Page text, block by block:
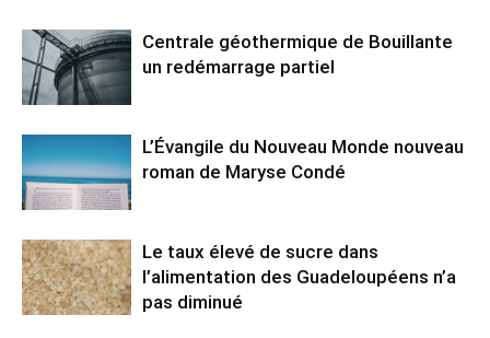
Centrale géothermique de Bouillante
un redémarrage partiel
L’Évangile du Nouveau Monde nouveau
roman de Maryse Condé
Le taux élevé de sucre dans
l’alimentation des Guadeloupéens n’a
pas diminué